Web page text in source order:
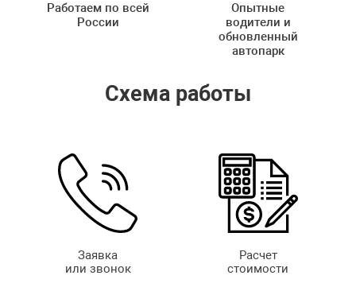
Работаем по всей
России
Опытные
водители и
обновленный
автопарк
Схема работы
Заявка
или звонок
Расчет
стоимости